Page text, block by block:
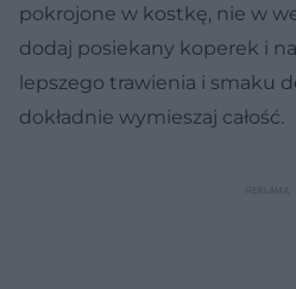
pokrojone w kostkę, nie w
dodaj posiekany koperek i
lepszego trawienia i smaku
dokładnie wymieszaj całość.